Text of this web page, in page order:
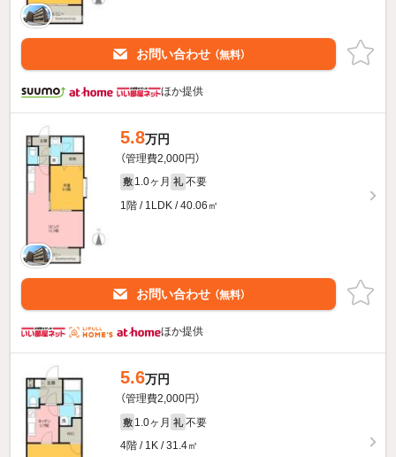
お問い合わせ （無料）
ほか提供
5.8万円
（管理費2,000円）
敷 1.0ヶ月 礼 不要
1階 / 1LDK / 40.06㎡
お問い合わせ （無料）
ほか提供
5.6万円
（管理費2,000円）
敷 1.0ヶ月 礼 不要
4階 / 1K / 31.4㎡